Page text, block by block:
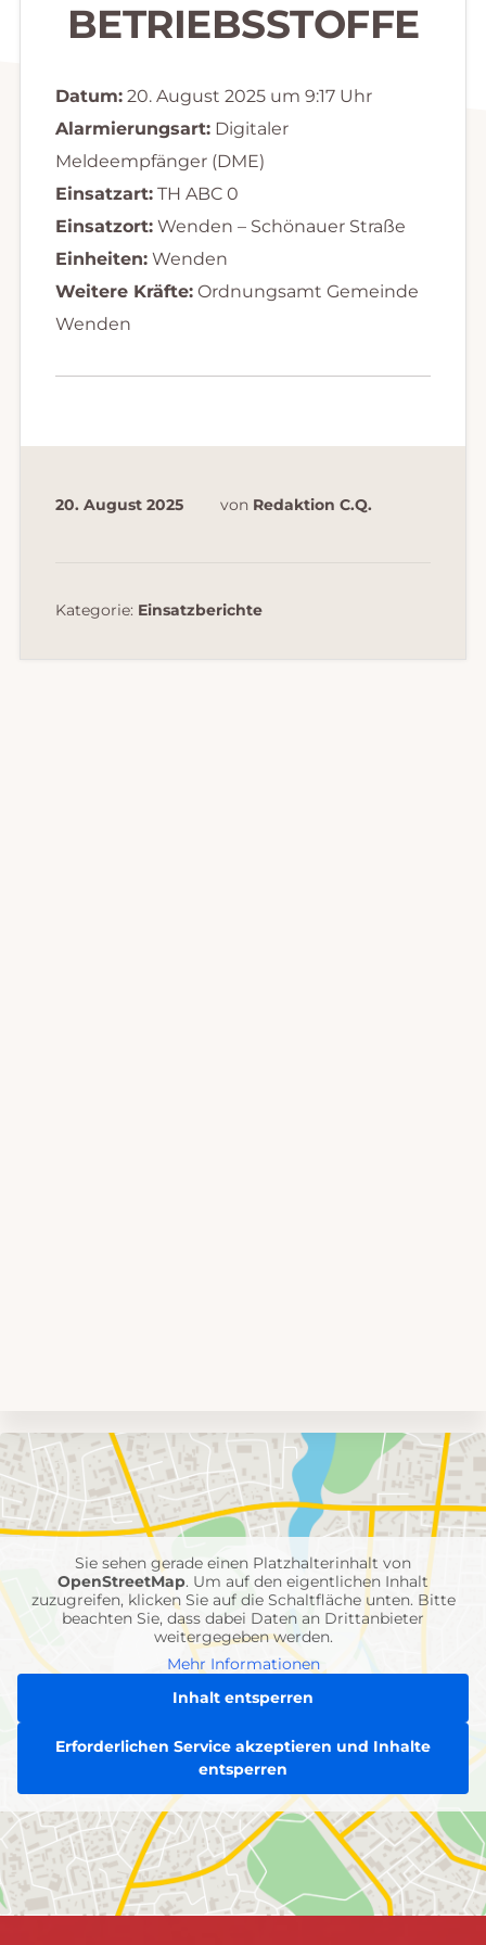
BETRIEBSSTOFFE
Datum:20. August 2025 um 9:17 Uhr
Alarmierungsart:Digitaler
Meldeempfänger (DME)
Einsatzart:TH ABC 0
Einsatzort:Wenden – Schönauer Straße
Einheiten:Wenden
Weitere Kräfte:Ordnungsamt Gemeinde
Wenden
20. August 2025 von Redaktion C.Q.
Kategorie: Einsatzberichte
Umgebungskarte
mit
Feuerwehr-
Einheiten
Sie sehen gerade einen Platzhalterinhalt von
OpenStreetMap. Um auf den eigentlichen Inhalt
zuzugreifen, klicken Sie auf die Schaltfläche unten. Bitte
beachten Sie, dass dabei Daten an Drittanbieter
weitergegeben werden.
Mehr Informationen
Inhalt entsperren
Erforderlichen Service akzeptieren und Inhalte
entsperren